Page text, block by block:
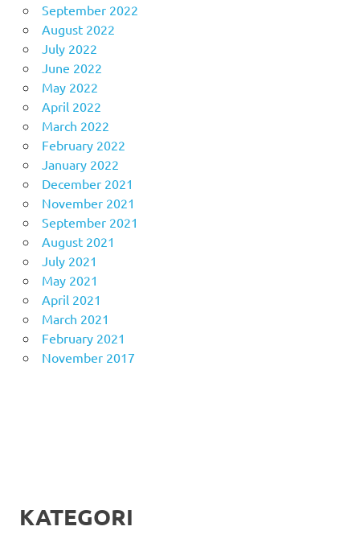
September 2022
August 2022
July 2022
June 2022
May 2022
April 2022
March 2022
February 2022
January 2022
December 2021
November 2021
September 2021
August 2021
July 2021
May 2021
April 2021
March 2021
February 2021
November 2017
KATEGORI